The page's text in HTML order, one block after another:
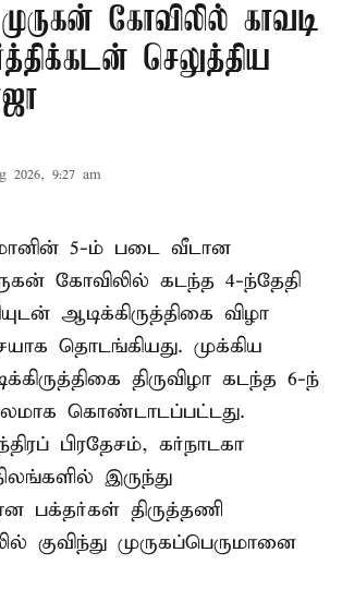
கோவிலில் காவடி
செலுத்திய
2026, 9:27 am
5-ம் படை வீடான
கோவிலில் கடந்த 4-ந்தேதி
ஆடிக்கிருத்திகை விழா
தொடங்கியது. முக்கிய
திருவிழா கடந்த 6-ந்
கொண்டாடப்பட்டது.
பிரதேசம், கர்நாடகா
இருந்து
பக்தர்கள் திருத்தணி
குவிந்து முருகப்பெருமானை